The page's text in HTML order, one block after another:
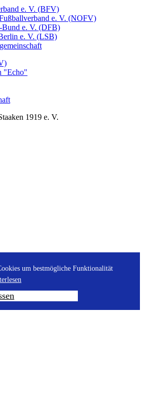
e. V. (BFV)
e. V. (NOFV)
Bund e. V. (DFB)
e. V. (LSB)
"Echo"
1919 e. V.
um bestmögliche Funktionalität